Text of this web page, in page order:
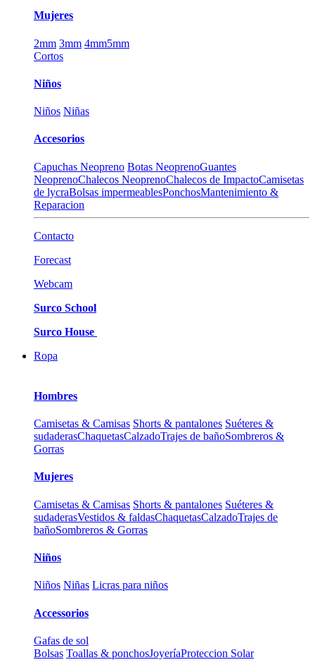
Mujeres
2mm 3mm 4mm5mm
Cortos
Niños
Niños Niñas
Accesorios
Capuchas Neopreno Botas NeoprenoGuantes
NeoprenoChalecos NeoprenoChalecos de ImpactoCamisetas
de lycraBolsas impermeablesPonchosMantenimiento &
Reparacion
Contacto
Forecast
Webcam
Surco School
Surco House
Ropa
Hombres
Camisetas & Camisas Shorts & pantalones Suéteres &
sudaderasChaquetasCalzadoTrajes de bañoSombreros &
Gorras
Mujeres
Camisetas & Camisas Shorts & pantalones Suéteres &
sudaderasVestidos & faldasChaquetasCalzadoTrajes de
bañoSombreros & Gorras
Niños
Niños Niñas Licras para niños
Accessorios
Gafas de sol
Bolsas Toallas & ponchosJoyeríaProteccion Solar